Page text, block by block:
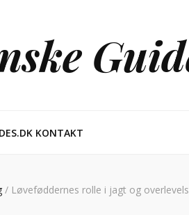
KONTAKT
/ Løveføddernes rolle i jagt og